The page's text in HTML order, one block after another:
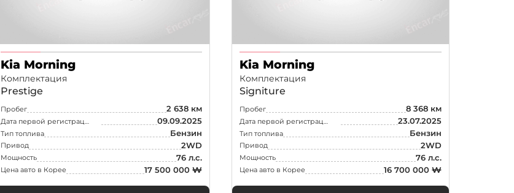
Kia Morning
Комплектация
Prestige
Пробег 2 638 км
09.09.2025
Тип топлива Бензин
Привод 2WD
Мощность 76 л.с.
Цена авто в Корее 17 500 000 ₩
Kia Morning
Комплектация
Signiture
Пробег 8 368 км
23.07.2025
Тип топлива Бензин
Привод 2WD
Мощность 76 л.с.
Цена авто в Корее 16 700 000 ₩